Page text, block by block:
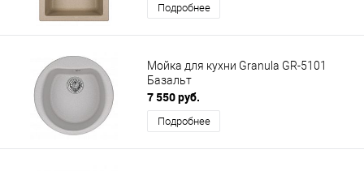
Подробнее
Мойка для кухни Granula GR-5101
Базальт
7 550 руб.
Подробнее